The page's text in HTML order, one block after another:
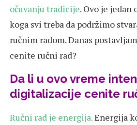
očuvanju tradicije. Ovo je jedan
koga svi treba da podržimo
ručnim radom. Danas
cenite ručni rad?
Da li u ovo vreme
digitalizacije cenite
Ručni rad je energija.Energija